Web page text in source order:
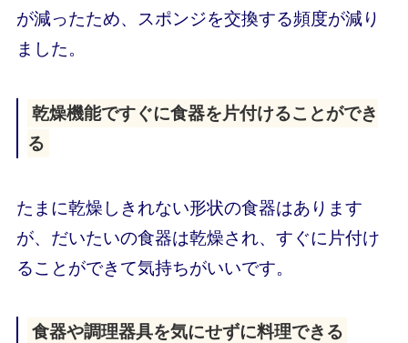
が減ったため、スポンジを交換する頻度が減り
ました。
乾燥機能ですぐに食器を片付けることができ
る
たまに乾燥しきれない形状の食器はあります
が、だいたいの食器は乾燥され、すぐに片付け
ることができて気持ちがいいです。
食器や調理器具を気にせずに料理できる